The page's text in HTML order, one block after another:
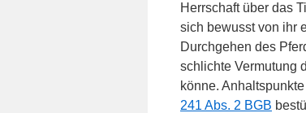
Herrschaft über das
sich bewusst von ihr
Durchgehen des
schlichte Vermutung
könne.
241 Abs. 2 BGB